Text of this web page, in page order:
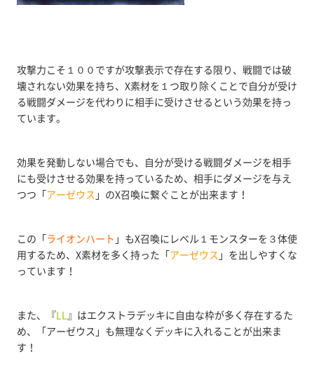
攻撃力こそ１００ですが攻撃表示で存在する限り、戦闘では破
壊されない効果を持ち、X素材を１つ取り除くことで自分が受け
る戦闘ダメージを代わりに相手に受けさせるという効果を持っ
ています。
効果を発動しない場合でも、自分が受ける戦闘ダメージを相手
にも受けさせる効果を持っているため、相手にダメージを与え
つつ「アーゼウス 」のX召喚に繋ぐことが出来ます！
この「ライオンハート 」もX召喚にレベル１モンスターを３体使
用するため、X素材を多く持った「アーゼウス 」を出しやすくな
っています！
また、『LL』はエクストラデッキに自由な枠が多く存在するた
め、「アーゼウス」も無理なくデッキに入れることが出来ま
す！